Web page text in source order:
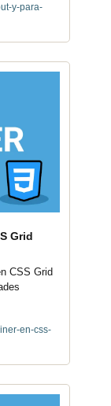
y-para-
Grid
CSS Grid
en-css-